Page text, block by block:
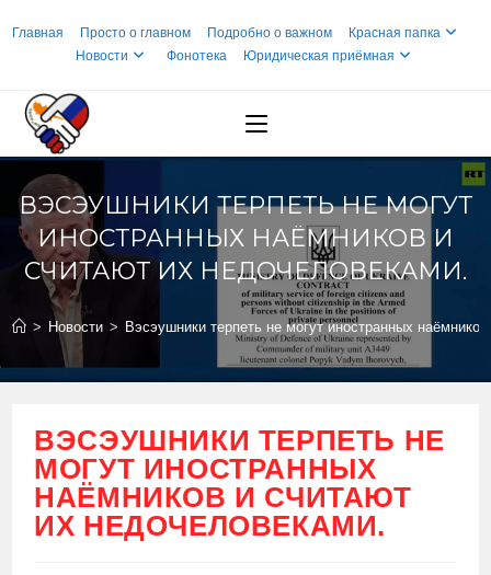
Главная Просто о главном Подробно о важном
Красная папка
Новости
Фонотека Юридическая приёмная
ВЭСЭУШНИКИ ТЕРПЕТЬ НЕ МОГУТ
ИНОСТРАННЫХ НАЁМНИКОВ И
СЧИТАЮТ ИХ НЕДОЧЕЛОВЕКАМИ.
> Новости > Вэсэушники терпеть не могут иностранных
ВЭСЭУШНИКИ ТЕРПЕТЬ НЕ
МОГУТ ИНОСТРАННЫХ
НАЁМНИКОВ И СЧИТАЮТ
ИХ НЕДОЧЕЛОВЕКАМИ.